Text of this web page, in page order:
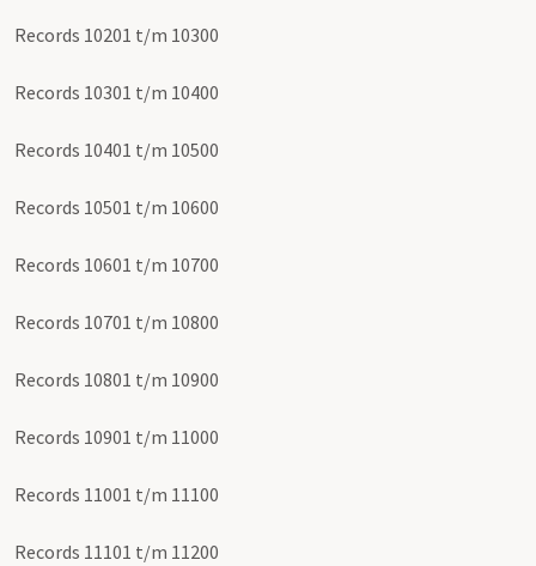
Records 10201 t/m 10300
Records 10301 t/m 10400
Records 10401 t/m 10500
Records 10501 t/m 10600
Records 10601 t/m 10700
Records 10701 t/m 10800
Records 10801 t/m 10900
Records 10901 t/m 11000
Records 11001 t/m 11100
Records 11101 t/m 11200